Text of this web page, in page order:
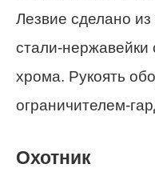
Лезвие сделано
стали-
хрома. Рукоять
ограничителем-
Охотник